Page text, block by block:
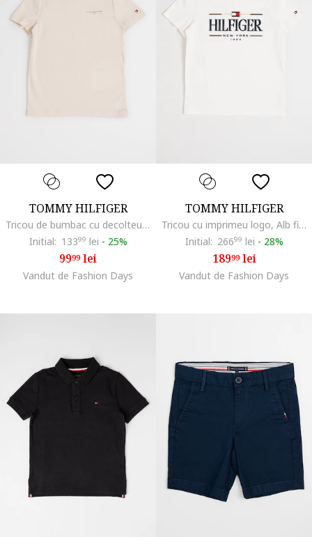
TOMMY HILFIGER
Tricou de bumbac cu decolteu la baza gatului, Bej deschis
Initial: 13399 lei - 25%
9999lei
Vandut de Fashion Days
TOMMY HILFIGER
Tricou cu imprimeu logo, Alb fildes
Initial: 26699 lei - 28%
18999lei
Vandut de Fashion Days